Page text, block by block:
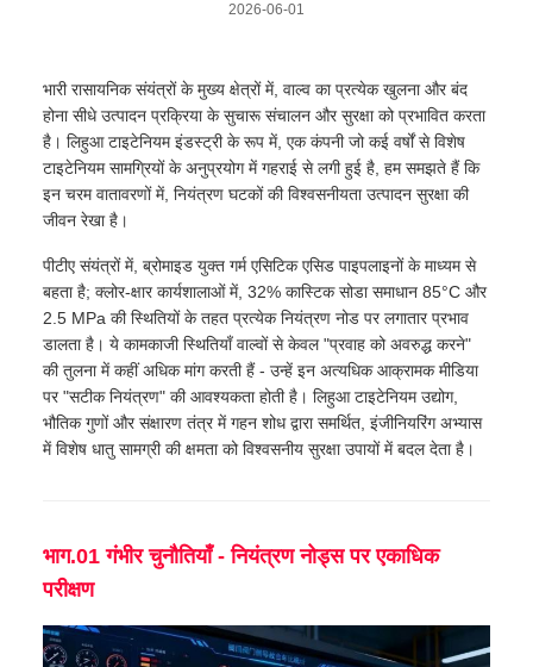
2026-06-01
भारी रासायनिक संयंत्रों के मुख्य क्षेत्रों में, वाल्व का प्रत्येक खुलना और बंद
होना सीधे उत्पादन प्रक्रिया के सुचारू संचालन और सुरक्षा को प्रभावित करता
है। लिहुआ टाइटेनियम इंडस्ट्री के रूप में, एक कंपनी जो कई वर्षों से विशेष
टाइटेनियम सामग्रियों के अनुप्रयोग में गहराई से लगी हुई है, हम समझते हैं कि
इन चरम वातावरणों में, नियंत्रण घटकों की विश्वसनीयता उत्पादन सुरक्षा की
जीवन रेखा है।
पीटीए संयंत्रों में, ब्रोमाइड युक्त गर्म एसिटिक एसिड पाइपलाइनों के माध्यम से
बहता है; क्लोर-क्षार कार्यशालाओं में, 32% कास्टिक सोडा समाधान 85°C और
2.5 MPa की स्थितियों के तहत प्रत्येक नियंत्रण नोड पर लगातार प्रभाव
डालता है। ये कामकाजी स्थितियाँ वाल्वों से केवल "प्रवाह को अवरुद्ध करने"
की तुलना में कहीं अधिक मांग करती हैं - उन्हें इन अत्यधिक आक्रामक मीडिया
पर "सटीक नियंत्रण" की आवश्यकता होती है। लिहुआ टाइटेनियम उद्योग,
भौतिक गुणों और संक्षारण तंत्र में गहन शोध द्वारा समर्थित, इंजीनियरिंग अभ्यास
में विशेष धातु सामग्री की क्षमता को विश्वसनीय सुरक्षा उपायों में बदल देता है।
भाग.01 गंभीर चुनौतियाँ - नियंत्रण नोड्स पर एकाधिक
परीक्षण